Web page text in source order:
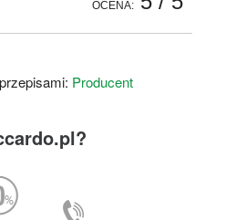
OCENA:
Producent